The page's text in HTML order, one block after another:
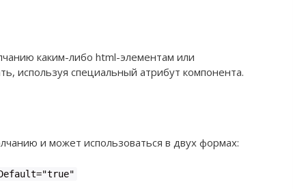
каким-либо html-элементам или
используя специальный атрибут компонента.
и может использоваться в двух формах: